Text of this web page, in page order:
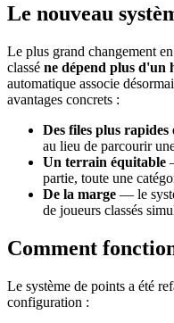
Le nouveau
Le plus grand changement
classé ne dépend plus d'un
automatique associe
avantages concrets :
Des files plus rapides
au lieu de parcourir
Un terrain équitable
partie, toute une
De la marge — le
de joueurs classés
Comment
Le système de points a été
configuration :